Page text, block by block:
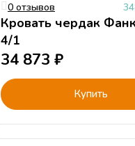
0 отзывов
Кровать чердак
4/1
34 873 ₽
Купить